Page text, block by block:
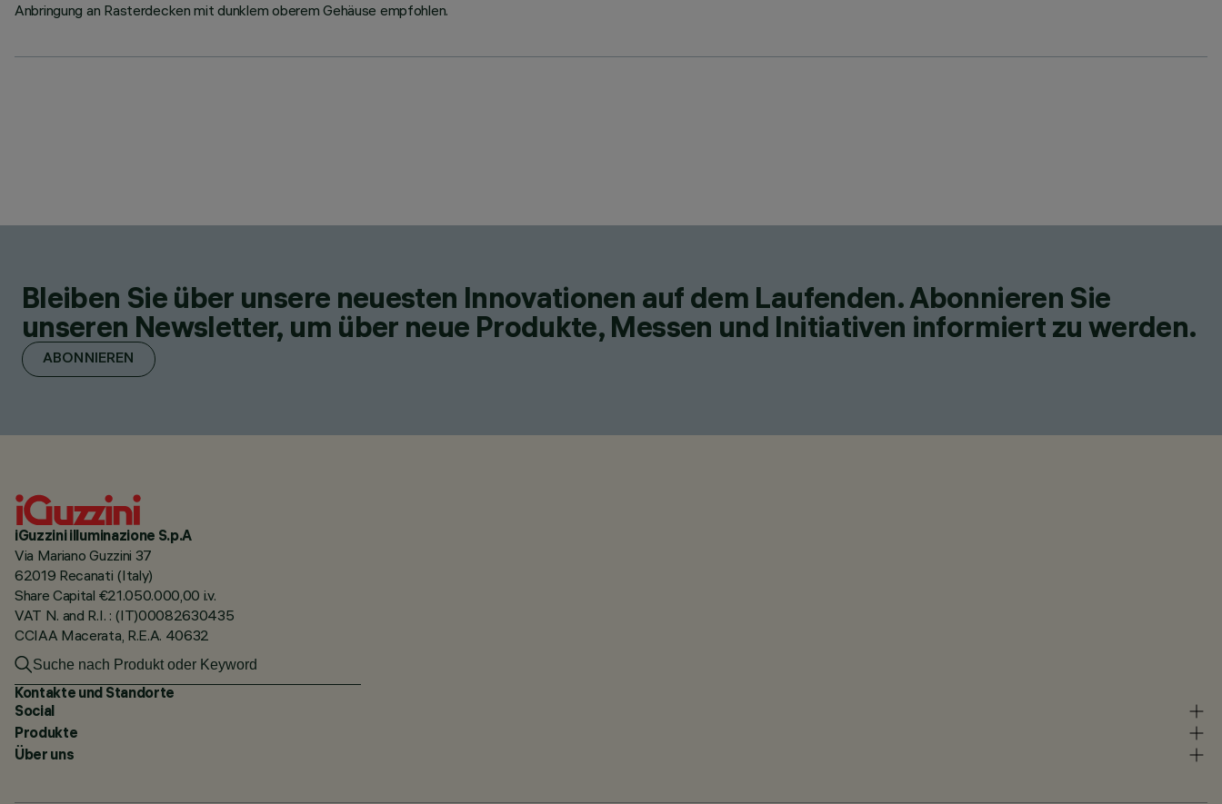
Anbringung an Rasterdecken mit dunklem oberem Gehäuse empfohlen.
Bleiben Sie über unsere neuesten Innovationen auf dem Laufenden. Abonnieren Sie
unseren Newsletter, um über neue Produkte, Messen und Initiativen informiert zu werden.
ABONNIEREN
iGuzzini illuminazione S.p.A
Via Mariano Guzzini 37
62019 Recanati (Italy)
Share Capital €21.050.000,00 i.v.
VAT N. and R.I. : (IT)00082630435
CCIAA Macerata, R.E.A. 40632
Kontakte und Standorte
Social
Produkte
Über uns